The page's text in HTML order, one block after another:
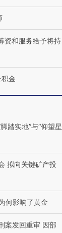
资和服务给予将持
积金
踏实地”与“仰望星
拟向关键矿产投
何影响了黄金
案发回重审 因部